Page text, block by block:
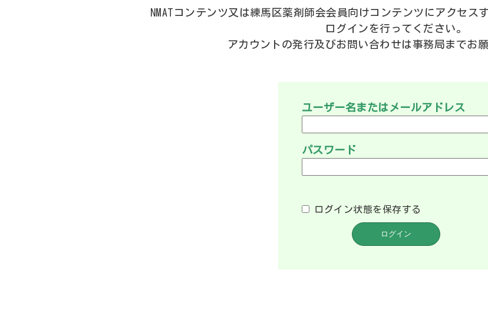
NMATコンテンツ又は練馬区薬剤師会会員向けコンテンツにアクセス
ログインを行ってください。
アカウントの発行及びお問い合わせは事務局までお
ユーザー名またはメールアドレス
パスワード
ログイン状態を保存する